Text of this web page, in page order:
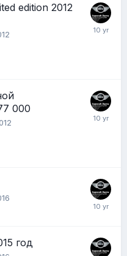
edition 2012
000
год